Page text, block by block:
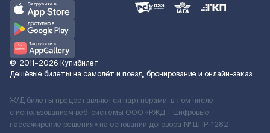
© 2011–2026 Купибилет
Дешёвые билеты на самолёт и поезд, бронирование и онлайн-заказ
Ж/Д билеты предоставляются партнёрами, в том числе
с использованием веб-системы ООО «РЖД – Цифровые
пассажирские решения» на основании договора № ЦПР-1282